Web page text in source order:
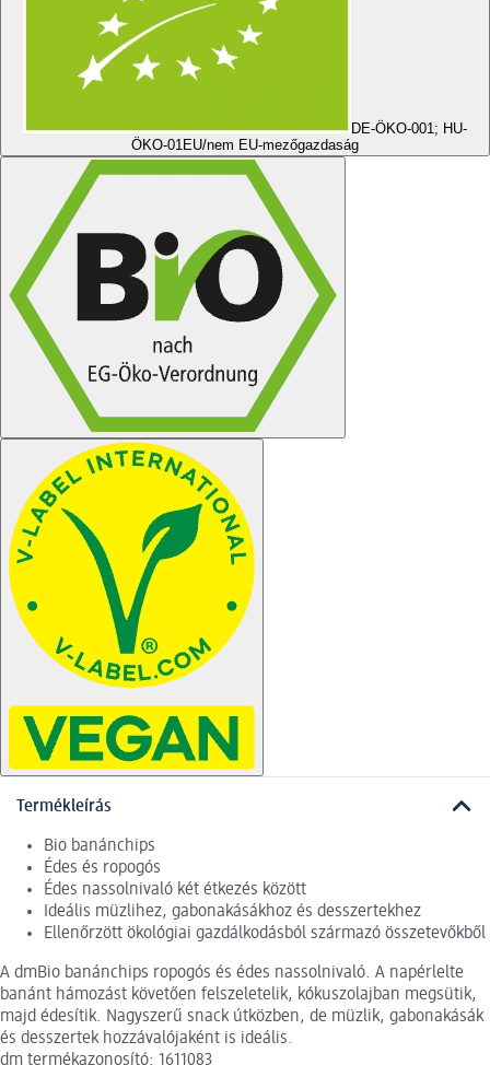
DE-ÖKO-001; HU-
ÖKO-01EU/nem EU-mezőgazdaság
Termékleírás
Bio banánchips
Édes és ropogós
Édes nassolnivaló két étkezés között
Ideális müzlihez, gabonakásákhoz és desszertekhez
Ellenőrzött ökológiai gazdálkodásból származó összetevőkből
A dmBio banánchips ropogós és édes nassolnivaló. A napérlelte
banánt hámozást követően felszeletelik, kókuszolajban megsütik,
majd édesítik. Nagyszerű snack útközben, de müzlik, gabonakásák
és desszertek hozzávalójaként is ideális.
dm termékazonosító: 1611083